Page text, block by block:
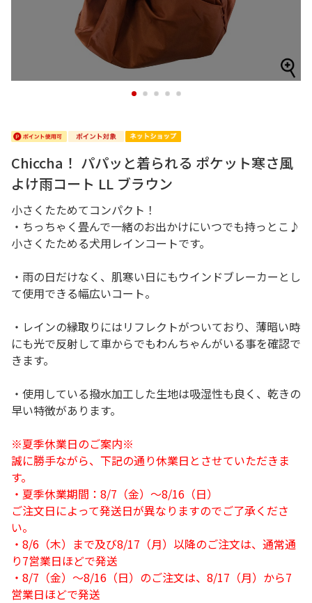
1 2 3 4 5
Chiccha！ パパッと着られる ポケット寒さ風
よけ雨コート LL ブラウン
小さくたためてコンパクト！
・ちっちゃく畳んで一緒のお出かけにいつでも持っとこ♪
小さくたためる犬用レインコートです。
・雨の日だけなく、肌寒い日にもウインドブレーカーとし
て使用できる幅広いコート。
・レインの縁取りにはリフレクトがついており、薄暗い時
にも光で反射して車からでもわんちゃんがいる事を確認で
きます。
・使用している撥水加工した生地は吸湿性も良く、乾きの
早い特徴があります。
※夏季休業日のご案内※
誠に勝手ながら、下記の通り休業日とさせていただきま
す。
・夏季休業期間：8/7（金）～8/16（日）
ご注文日によって発送日が異なりますのでご了承くださ
い。
・8/6（木）まで及び8/17（月）以降のご注文は、通常通
り7営業日ほどで発送
・8/7（金）～8/16（日）のご注文は、8/17（月）から7
営業日ほどで発送